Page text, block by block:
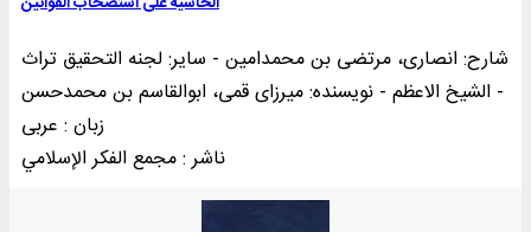
شارح: انصاری، مرتضی بن محمدامین - سایر: لجنه التحقیق تراث
الشیخ الاعظم - نویسنده: میرزای قمی، ابوالقاسم بن محمدحسن -
زبان : عربی
ناشر : مجمع الفکر الإسلامي